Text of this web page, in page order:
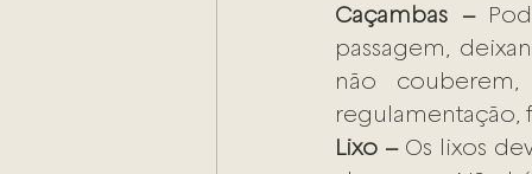
Caçambas –
passagem,
não
regulamentação,
Lixo – Os lixos